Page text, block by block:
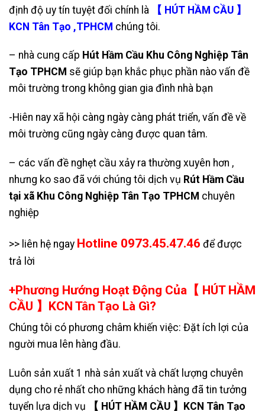
định độ uy tín tuyệt đối chính là
【 HÚT HẦM CẦU 】
KCN Tân Tạo ,TPHCM chúng tôi.
– nhà cung cấp Hút Hầm Cầu Khu Công Nghiệp Tân
Tạo TPHCM sẽ giúp bạn khắc phục phần nào vấn đề
môi trường trong không gian gia đình nhà bạn
-Hiên nay xã hội càng ngày càng phát triển, vấn đề về
môi trường cũng ngày càng được quan tâm.
– các vấn đề nghẹt cầu xảy ra thường xuyên hơn ,
nhưng ko sao đã với chúng tôi dịch vụ Rút Hầm Cầu
tại xã Khu Công Nghiệp Tân Tạo TPHCM chuyên
nghiệp
>> liên hệ ngay Hotline 0973.45.47.46 để được
trả lời
+Phương Hướng Hoạt Động Của【 HÚT HẦM
CẦU 】KCN Tân Tạo Là Gì?
Chúng tôi có phương châm khiến việc: Đặt ích lợi của
người mua lên hàng đầu.
Luôn sản xuất 1 nhà sản xuất và chất lượng chuyên
dụng cho rẻ nhất cho những khách hàng đã tin tưởng
tuyển lựa dịch vụ
【 HÚT HẦM CẦU 】KCN Tân Tạo